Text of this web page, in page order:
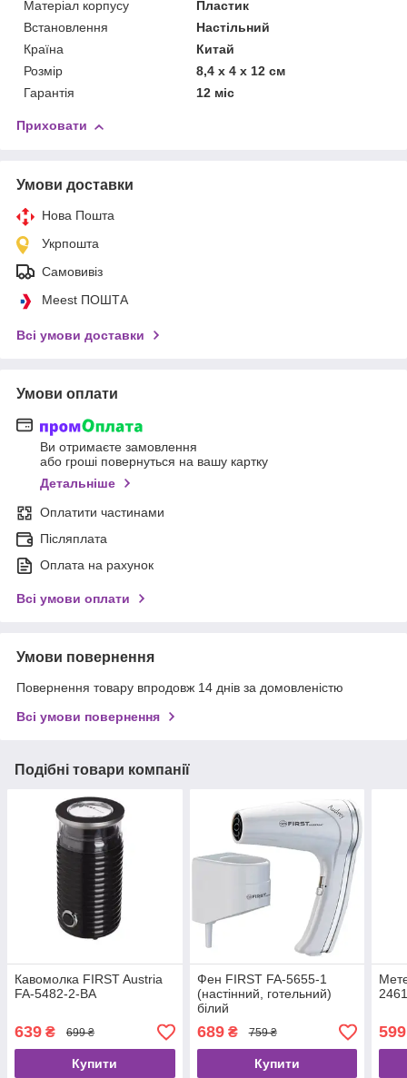
Матеріал корпусу
Пластик
Встановлення
Настільний
Країна
Китай
Розмір
8,4 х 4 х 12 см
Гарантія
12 міс
Приховати
Умови доставки
Нова Пошта
Укрпошта
Самовивіз
Meest ПОШТА
Всі умови доставки
Умови оплати
Ви отримаєте замовлення
або гроші повернуться на вашу картку
Детальніше
Оплатити частинами
Післяплата
Оплата на рахунок
Всі умови оплати
Умови повернення
Повернення товару впродовж 14 днів за домовленістю
Всі умови повернення
Подібні товари компанії
Кавомолка FIRST Austria
FA-5482-2-BA
639 ₴ 699 ₴
Купити
Фен FIRST FA-5655-1
(настінний, готельний)
білий
689₴ 759 ₴
Купити
599